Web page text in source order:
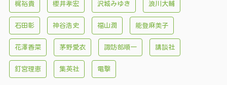
梶裕貴 櫻井孝宏 沢城みゆき 浪川大輔
石田彰 神谷浩史 福山潤 能登麻美子
花澤香菜 茅野愛衣 諏訪部順一 講談社
釘宮理恵 集英社 電撃